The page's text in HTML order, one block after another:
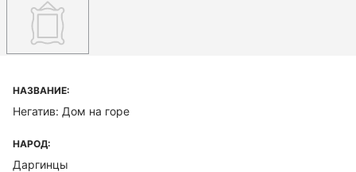
НАЗВАНИЕ:
Негатив: Дом на горе
НАРОД:
Даргинцы